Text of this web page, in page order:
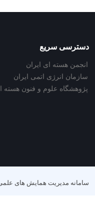
دسترسی سریع
انجمن هسته ای ایران
سازمان انرژی اتمی ایران
پژوهشگاه علوم و فنون هسته
سامانه مدیریت همایش های